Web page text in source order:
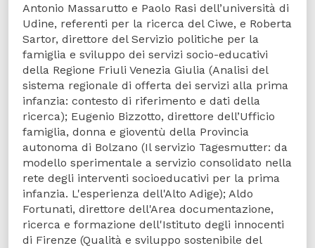
Antonio Massarutto e Paolo Rasi dell’università di
Udine, referenti per la ricerca del Ciwe, e Roberta
Sartor, direttore del Servizio politiche per la
famiglia e sviluppo dei servizi socio-educativi
della Regione Friuli Venezia Giulia (Analisi del
sistema regionale di offerta dei servizi alla prima
infanzia: contesto di riferimento e dati della
ricerca); Eugenio Bizzotto, direttore dell’Ufficio
famiglia, donna e gioventù della Provincia
autonoma di Bolzano (Il servizio Tagesmutter: da
modello sperimentale a servizio consolidato nella
rete degli interventi socioeducativi per la prima
infanzia. L'esperienza dell'Alto Adige); Aldo
Fortunati, direttore dell'Area documentazione,
ricerca e formazione dell'Istituto degli innocenti
di Firenze (Qualità e sviluppo sostenibile del